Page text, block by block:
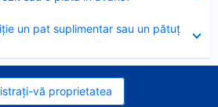
un pat suplimentar sau un pătuț
vă proprietatea